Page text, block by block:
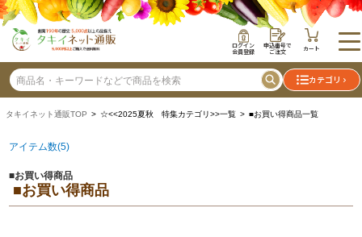
ログイン
会員登録
申込番号で
ご注文 カート
カテゴリ
タキイネット通販TOP > ☆<<2025夏秋 特集カテゴリ>>一覧 > ■お買い得商品一覧
アイテム数(5)
■お買い得商品
■お買い得商品